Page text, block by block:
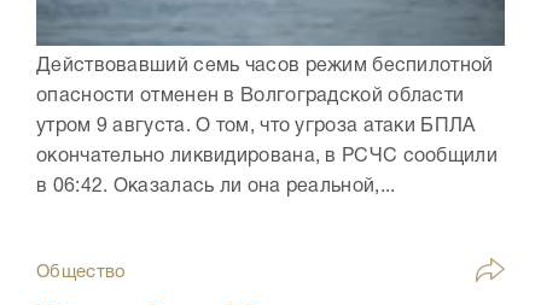
Действовавший семь часов режим беспилотной
опасности отменен в Волгоградской области
утром 9 августа. О том, что угроза атаки БПЛА
окончательно ликвидирована, в РСЧС сообщили
в 06:42. Оказалась ли она реальной,...
Общество